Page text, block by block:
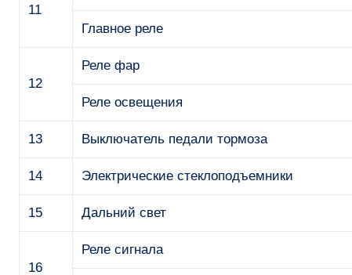
11
Главное реле
12
Реле фар
Реле освещения
13 Выключатель педали тормоза
14 Электрические стеклоподъемники
15 Дальний свет
16
Реле сигнала